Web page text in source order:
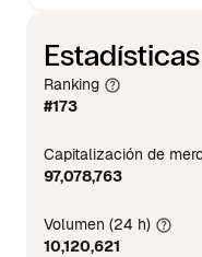
Ranking
#173
Capitalización de
97,078,763
Volumen (24 h)
10,120,621